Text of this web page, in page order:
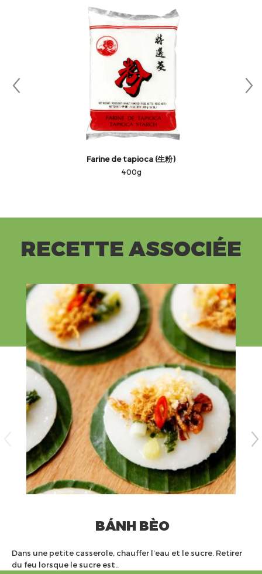
Farine de tapioca (生粉)
400g
RECETTE ASSOCIÉE
BÁNH BÈO
Dans une petite casserole, chauffer l’eau et le sucre. Retirer
du feu lorsque le sucre est..